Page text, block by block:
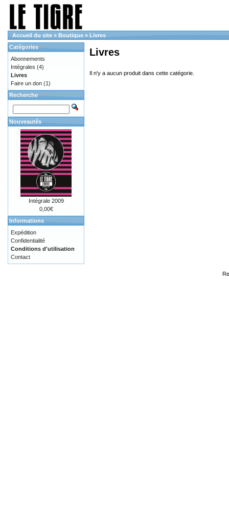
Accueil du site » Boutique » Livres
Livres
Il n'y a aucun produit dans cette catégorie.
Catégories
Abonnements
Intégrales (4)
Livres
Faire un don (1)
Recherche
Nouveautés
Intégrale 2009
0,00€
Informations
Expédition
Confidentialité
Conditions d'utilisation
Contact